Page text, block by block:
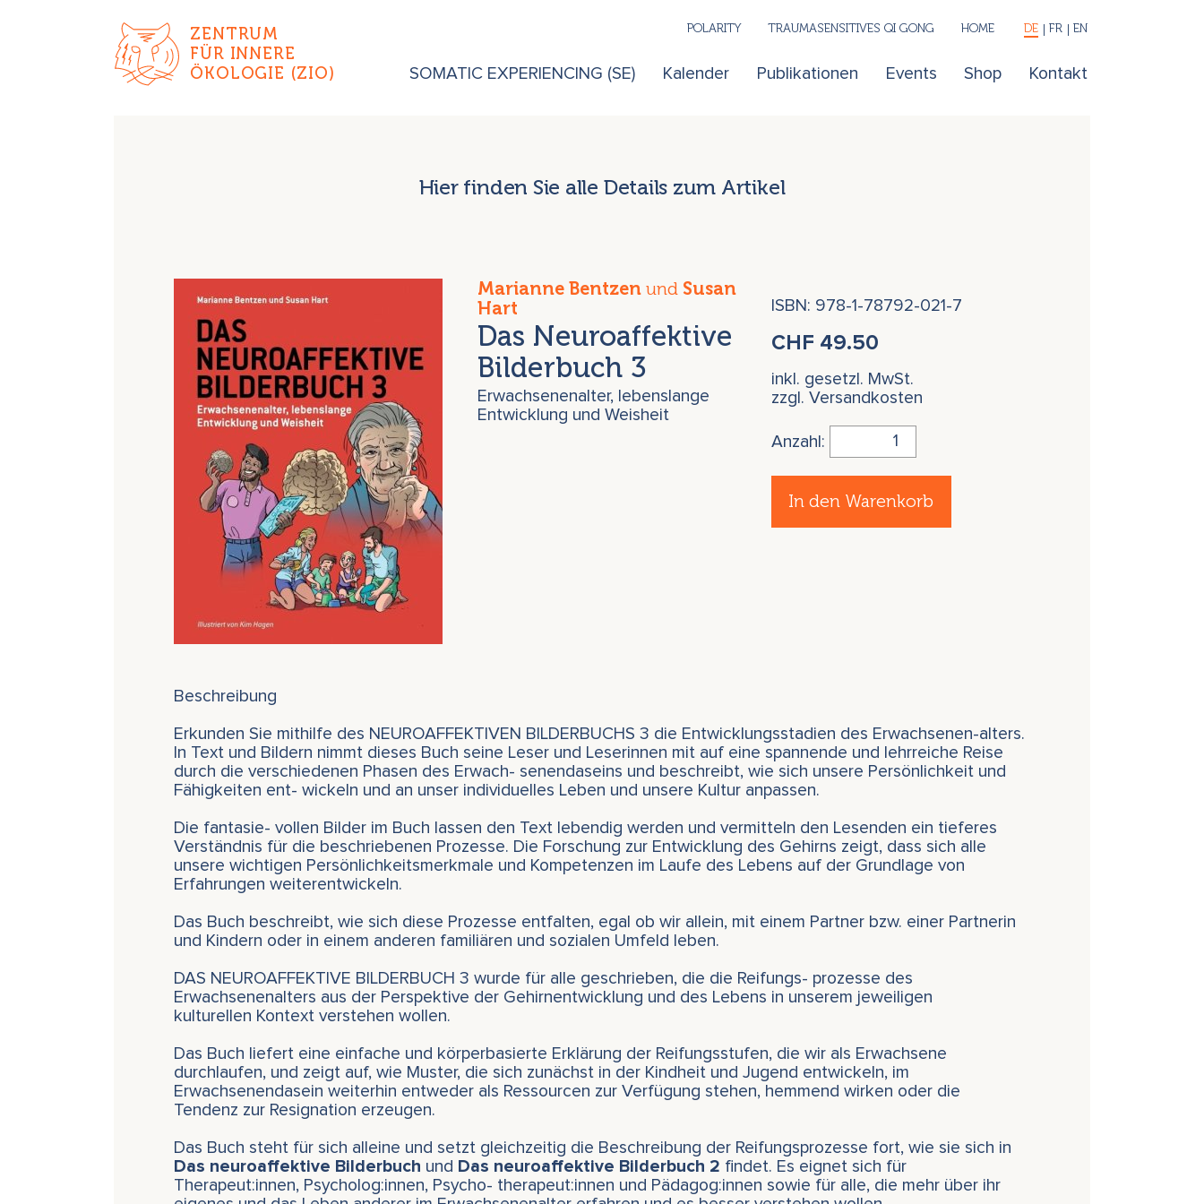
ZENTRUM
FÜR INNERE
ÖKOLOGIE (ZIO)
SOMATIC EXPERIENCING (SE) Kalender Publikationen Events Shop Kontakt
POLARITY TRAUMASENSITIVES QI GONG HOME DE FR EN
Hier finden Sie alle Details zum Artikel
Marianne Bentzenund Susan
Hart
Das Neuroaffektive
Bilderbuch 3
Erwachsenenalter, lebenslange
Entwicklung und Weisheit
ISBN: 978-1-78792-021-7
CHF 49.50
inkl. gesetzl. MwSt.
zzgl. Versandkosten
Anzahl:
In den Warenkorb
Beschreibung
Erkunden Sie mithilfe des NEUROAFFEKTIVEN BILDERBUCHS 3 die Entwicklungsstadien des Erwachsenen-alters.
In Text und Bildern nimmt dieses Buch seine Leser und Leserinnen mit auf eine spannende und lehrreiche Reise
durch die verschiedenen Phasen des Erwach- senendaseins und beschreibt, wie sich unsere Persönlichkeit und
Fähigkeiten ent- wickeln und an unser individuelles Leben und unsere Kultur anpassen.
Die fantasie- vollen Bilder im Buch lassen den Text lebendig werden und vermitteln den Lesenden ein tieferes
Verständnis für die beschriebenen Prozesse. Die Forschung zur Entwicklung des Gehirns zeigt, dass sich alle
unsere wichtigen Persönlichkeitsmerkmale und Kompetenzen im Laufe des Lebens auf der Grundlage von
Erfahrungen weiterentwickeln.
Das Buch beschreibt, wie sich diese Prozesse entfalten, egal ob wir allein, mit einem Partner bzw. einer Partnerin
und Kindern oder in einem anderen familiären und sozialen Umfeld leben.
DAS NEUROAFFEKTIVE BILDERBUCH 3 wurde für alle geschrieben, die die Reifungs- prozesse des
Erwachsenenalters aus der Perspektive der Gehirnentwicklung und des Lebens in unserem jeweiligen
kulturellen Kontext verstehen wollen.
Das Buch liefert eine einfache und körperbasierte Erklärung der Reifungsstufen, die wir als Erwachsene
durchlaufen, und zeigt auf, wie Muster, die sich zunächst in der Kindheit und Jugend entwickeln, im
Erwachsenendasein weiterhin entweder als Ressourcen zur Verfügung stehen, hemmend wirken oder die
Tendenz zur Resignation erzeugen.
Das Buch steht für sich alleine und setzt gleichzeitig die Beschreibung der Reifungsprozesse fort, wie sie sich in
Das neuroaffektive Bilderbuch und Das neuroaffektive Bilderbuch 2 findet. Es eignet sich für
Therapeut:innen, Psycholog:innen, Psycho- therapeut:innen und Pädagog:innen sowie für alle, die mehr über ihr